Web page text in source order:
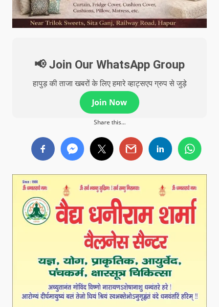
📢 Join Our WhatsApp Group
हापुड़ की ताजा खबरों के लिए हमारे व्हाट्सएप ग्रुप से जुड़े
Join Now
Share this...